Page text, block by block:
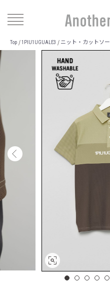
Top / 1PIU1UGUALE3 / ニット・カットソー